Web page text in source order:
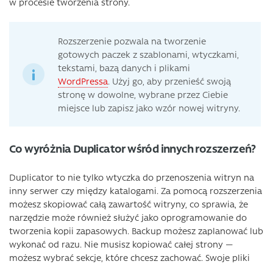
Rozszerzenie pozwala na tworzenie
gotowych paczek z szablonami, wtyczkami,
tekstami, bazą danych i plikami
WordPressa. Użyj go, aby przenieść swoją
stronę w dowolne, wybrane przez Ciebie
miejsce lub zapisz jako wzór nowej witryny.
Co wyróżnia Duplicator wśród innych rozszerzeń?
Duplicator to nie tylko wtyczka do przenoszenia witryn na
inny serwer czy między katalogami. Za pomocą rozszerzenia
możesz skopiować całą zawartość witryny, co sprawia, że
narzędzie może również służyć jako oprogramowanie do
tworzenia kopii zapasowych. Backup możesz zaplanować lub
wykonać od razu. Nie musisz kopiować całej strony —
możesz wybrać sekcje, które chcesz zachować. Swoje pliki